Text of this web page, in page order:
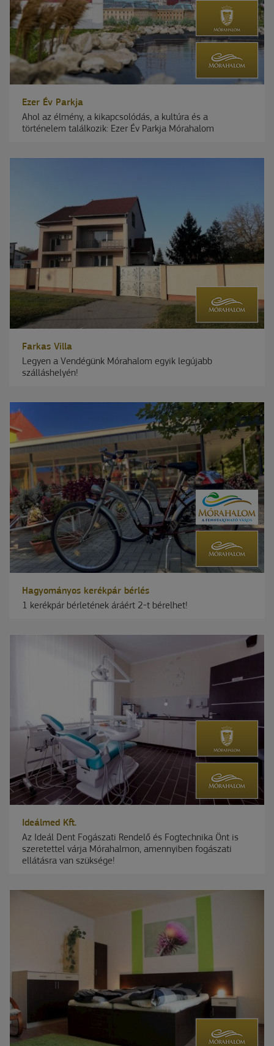
Ezer Év Parkja
Ahol az élmény, a kikapcsolódás, a kultúra és a
történelem találkozik: Ezer Év Parkja Mórahalom
Farkas Villa
Legyen a Vendégünk Mórahalom egyik legújabb
szálláshelyén!
Hagyományos kerékpár bérlés
1 kerékpár bérletének áráért 2-t bérelhet!
Ideálmed Kft.
Az Ideál Dent Fogászati Rendelő és Fogtechnika Önt is
szeretettel várja Mórahalmon, amennyiben fogászati
ellátásra van szüksége!